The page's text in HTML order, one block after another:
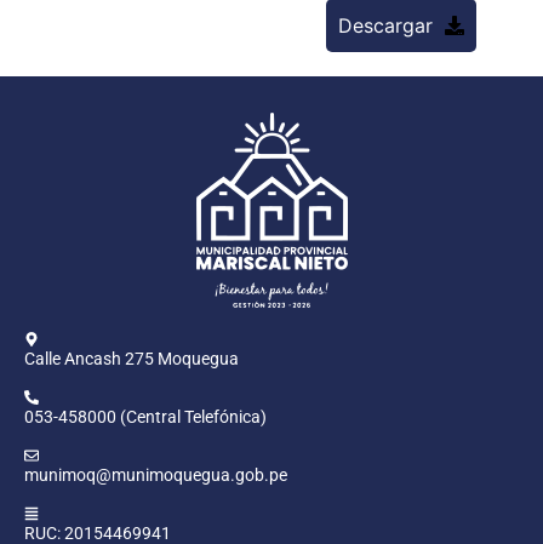
Descargar
Calle Ancash 275 Moquegua
053-458000 (Central Telefónica)
munimoq@munimoquegua.gob.pe
RUC: 20154469941